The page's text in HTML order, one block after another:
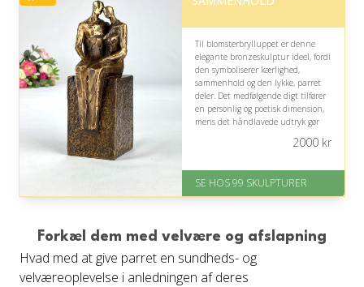
Til blomsterbrylluppet er denne
elegante bronzeskulptur ideel, fordi
den symboliserer kærlighed,
sammenhold og den lykke, parret
deler. Det medfølgende digt tilfører
en personlig og poetisk dimension,
mens det håndlavede udtryk gør
På lager
Levering: 1-2 dage
2000kr
SE HOS 99 SKULPTURER
Forkæl dem med velvære og afslapning
Hvad med at give parret en sundheds- og
velværeoplevelse i anledningen af deres